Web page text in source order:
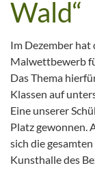
Wald“
Im Dezember hat
Malwettbewerb
Das Thema
Klassen auf
Eine unserer
Platz gewonnen.
sich die
Kunsthalle des